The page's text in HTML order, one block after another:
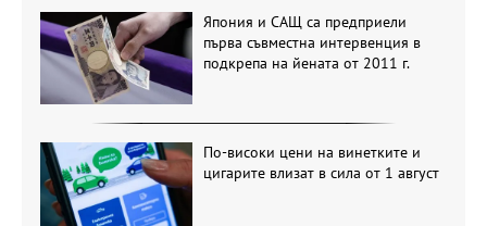
Япония и САЩ са предприели
първа съвместна интервенция в
подкрепа на йената от 2011 г.
По-високи цени на винетките и
цигарите влизат в сила от 1 август